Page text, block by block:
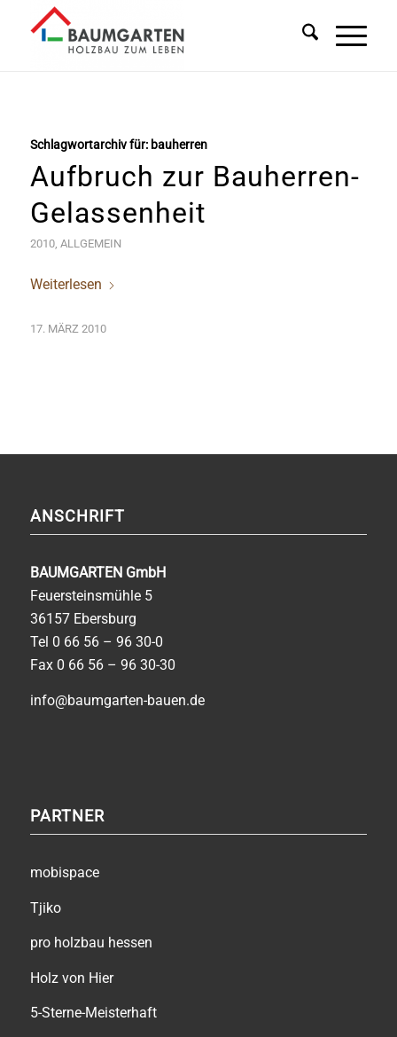
Schlagwortarchiv für: bauherren
Aufbruch zur Bauherren-
Gelassenheit
2010, ALLGEMEIN
Weiterlesen
17. MÄRZ 2010
ANSCHRIFT
BAUMGARTEN GmbH
Feuersteinsmühle 5
36157 Ebersburg
Tel 0 66 56 – 96 30-0
Fax 0 66 56 – 96 30-30
info@baumgarten-bauen.de
PARTNER
mobispace
Tjiko
pro holzbau hessen
Holz von Hier
5-Sterne-Meisterhaft